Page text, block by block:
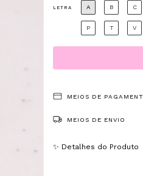
LETRA A B C
P T V
MEIOS DE
MEIOS DE ENVIO
✨ Detalhes do Produto